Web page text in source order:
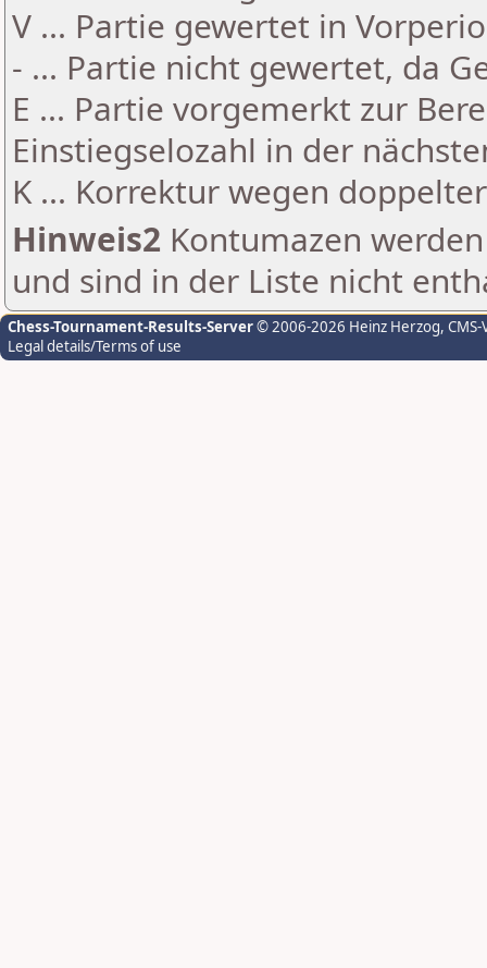
V ... Partie gewertet in
- ... Partie nicht gewertet, da
E ... Partie vorgemerkt zur
Einstiegselozahl in der
K ... Korrektur wegen
Hinweis2 Kontumazen
und sind in der Liste nicht
Chess-Tournament-Results-Server© 2006-2026 Heinz Herzog,
Legal details/Terms of use